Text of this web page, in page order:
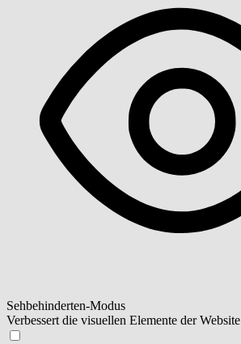
Sehbehinderten-Modus
Verbessert die visuellen Elemente der Website